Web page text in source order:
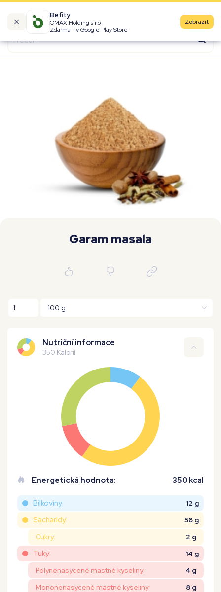
Befity
OMAX Holding s.r.o
Zdarma - v Google Play Store
Zobrazit
Kalorické tabulky
Fast Food
Aktivity
Denní aktivity
Garam masala
Nutriční informace
350 Kalorií
Energetická hodnota: 350 kcal
Bílkoviny: 12 g
Sacharidy:
58 g
Cukry:
2 g
Tuky:
14 g
Polynenasycené mastné kyseliny:
4 g
Mononenasycené mastné kyseliny:
8 g